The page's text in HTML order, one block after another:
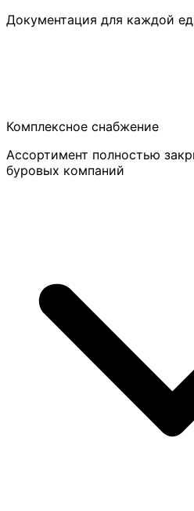
Документация для каждой
Комплексное снабжение
Ассортимент полностью
буровых компаний